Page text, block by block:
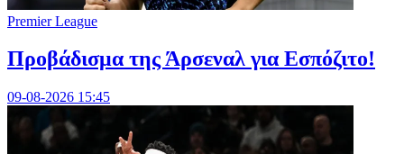
Premier League
Προβάδισμα της Άρσεναλ για Εσπόζιτο!
09-08-2026 15:45